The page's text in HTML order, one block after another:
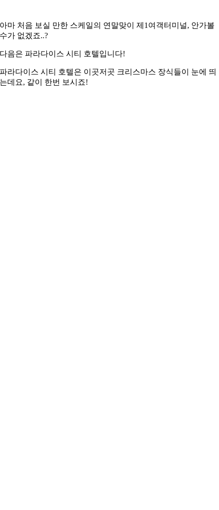
아마 처음 보실 만한 스케일의 연말맞이 제1여객터미널, 안가볼
수가 없겠죠..?
다음은 파라다이스 시티 호텔입니다!
파라다이스 시티 호텔은 이곳저곳 크리스마스 장식들이 눈에 띄
는데요, 같이 한번 보시죠!